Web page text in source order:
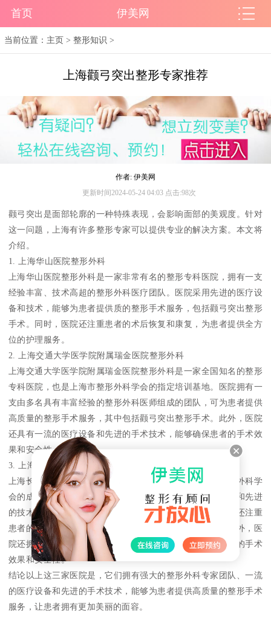
首页 伊美网
当前位置： 主页 >整形知识 >
上海颧弓突出整形专家推荐
作者: 伊美网
更新时间2024-05-24 04:03 点击:98次
颧弓突出是面部轮廓的一种特殊表现，会影响面部的美观度。针对
这一问题，上海有许多整形专家可以提供专业的解决方案。本文将
介绍。
1. 上海华山医院整形外科
上海华山医院整形外科是一家非常有名的整形专科医院，拥有一支
经验丰富、技术高超的整形外科医疗团队。医院采用先进的医疗设
备和技术，能够为患者提供质的整形手术服务，包括颧弓突出整形
手术。同时，医院还注重患者的术后恢复和康复，为患者提供全方
位的护理服务。
2. 上海交通大学医学院附属瑞金医院整形外科
上海交通大学医学院附属瑞金医院整形外科是一家全国知名的整形
专科医院，也是上海市整形外科学会的指定培训基地。医院拥有一
支由多名具有丰富经验的整形外科医师组成的团队，可为患者提供
高质量的整形手术服务，其中包括颧弓突出整形手术。此外，医院
还具有一流的医疗设备和先进的手术技术，能够确保患者的手术效
果和安全性。
3. 上海长征医院整形外科
上海长征医院整形外科是一家综合性医院，也是上海市整形外科学
会的成员单位。医院整形外科专家团队具有丰富的临床经验和先进
的技术，能够为患者提供安全、高效的整形手术服务。医院还注重
患者的术后恢复和康复，为患者提供全方位的护理服务。此外，医
院还拥有一流的医疗设备和先进的手术技术，能够确保患者的手术
效果和安全性。
结论以上这三家医院是，它们拥有强大的整形外科专家团队、一流
的医疗设备和先进的手术技术，能够为患者提供高质量的整形手术
服务，让患者拥有更加美丽的面容。